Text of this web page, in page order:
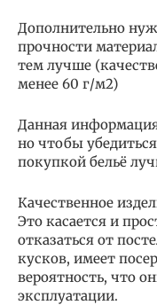
Дополнительно
прочности
тем лучше
менее 60 г/м2)
Данная
но чтобы
покупкой бельё
Качественное
Это касается и
отказаться от
кусков, имеет
вероятность, что
эксплуатации.